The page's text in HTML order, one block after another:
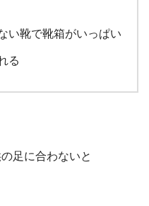
い靴で靴箱がいっぱい
る
足に合わないと